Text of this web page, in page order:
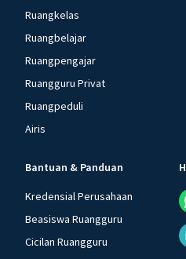
Ruangkelas
Ruangbelajar
Ruangpengajar
Ruangguru Privat
Ruangpeduli
Airis
Bantuan & Panduan
Kredensial Perusahaan
Beasiswa Ruangguru
Cicilan Ruangguru